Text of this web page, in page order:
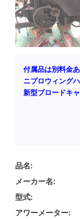
付属品は別料金
ニプロウィング
新型ブロードキ
品名
メーカー名
型式
アワーメーター